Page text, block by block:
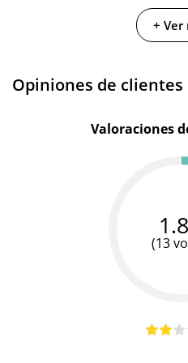
Pumped
Diámetro 8 cm
6.1 cm
+ Ver
Opiniones de clientes
Valoraciones
(13